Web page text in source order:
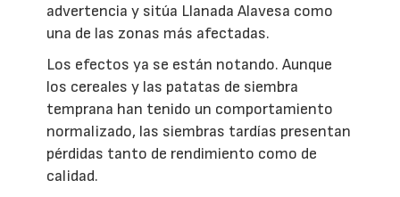
advertencia y sitúa Llanada Alavesa como
una de las zonas más afectadas.
Los efectos ya se están notando. Aunque
los cereales y las patatas de siembra
temprana han tenido un comportamiento
normalizado, las siembras tardías presentan
pérdidas tanto de rendimiento como de
calidad.